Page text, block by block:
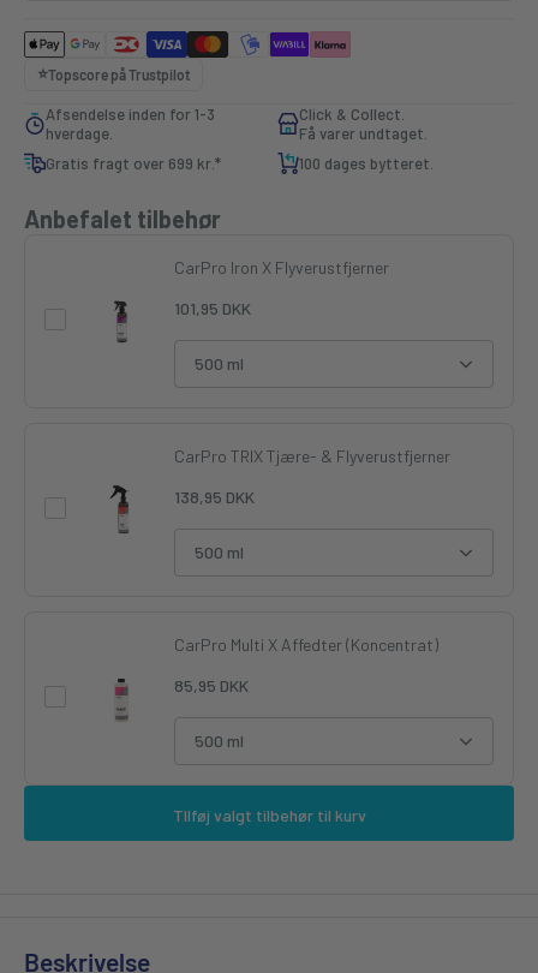
⭐️Topscore påTrustpilot
Afsendelse inden for 1-3
hverdage.
Click & Collect.
Få varer undtaget.
Gratis fragt over 699 kr.*
100 dages bytteret.
Anbefalet tilbehør
CarPro Iron X Flyverustfjerner
101,95 DKK
500 ml
CarPro TRIX Tjære- & Flyverustfjerner
138,95 DKK
500 ml
CarPro Multi X Affedter (Koncentrat)
85,95 DKK
500 ml
TIlføj valgt tilbehør til kurv
Beskrivelse